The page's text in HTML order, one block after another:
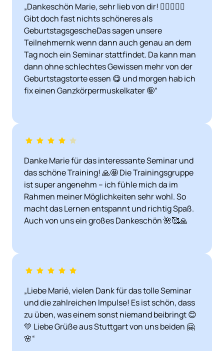
„Dankeschön Marie, sehr lieb von dir! 👍🏻😁💪🌸
Gibt doch fast nichts schöneres als
GeburtstagsgescheDas sagen unsere
Teilnehmernk wenn dann auch genau an dem
Tag noch ein Seminar stattfindet. Da kann man
dann ohne schlechtes Gewissen mehr von der
Geburtstagstorte essen 😋 und morgen hab ich
fix einen Ganzkörpermuskelkater 🤪“
Danke Marie für das interessante Seminar und
das schöne Training! 🙏🤩 Die Trainingsgruppe
ist super angenehm – ich fühle mich da im
Rahmen meiner Möglichkeiten sehr wohl. So
macht das Lernen entspannt und richtig Spaß.
Auch von uns ein großes Dankeschön 🌺🥰🙏
„Liebe Marié, vielen Dank für das tolle Seminar
und die zahlreichen Impulse! Es ist schön, dass
zu üben, was einem sonst niemand beibringt 😊
💛 Liebe Grüße aus Stuttgart von uns beiden 🤗
🌸“